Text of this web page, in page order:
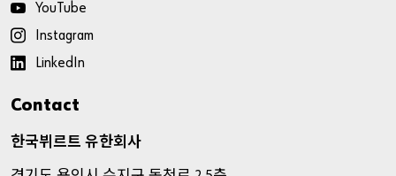
YouTube
Instagram
LinkedIn
Contact
한국뷔르트 유한회사